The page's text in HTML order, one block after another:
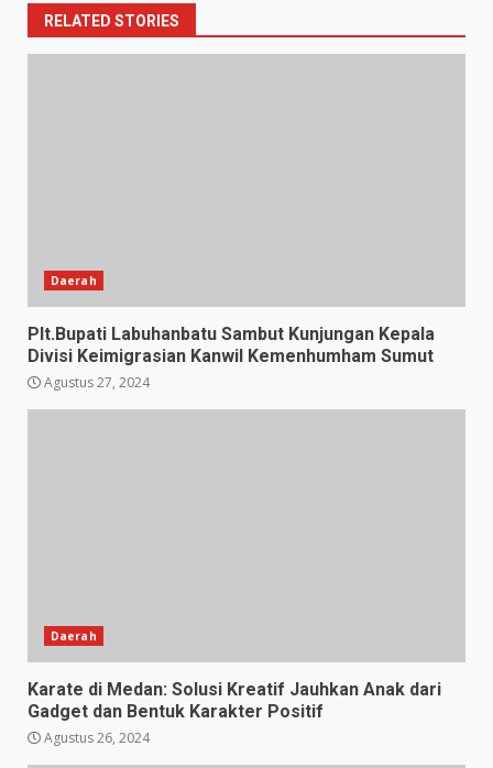
RELATED STORIES
Daerah
Plt.Bupati Labuhanbatu Sambut Kunjungan Kepala
Divisi Keimigrasian Kanwil Kemenhumham Sumut
Agustus 27, 2024
Daerah
Karate di Medan: Solusi Kreatif Jauhkan Anak dari
Gadget dan Bentuk Karakter Positif
Agustus 26, 2024